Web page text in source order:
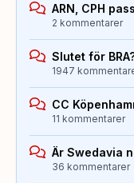
ARN, CPH
2 kommentarer
Slutet för
1947
CC
11 kommentarer
Är Swedavia
36 kommentarer